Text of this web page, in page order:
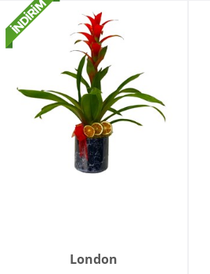
London